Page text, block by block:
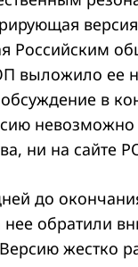
Российским
выложило ее
в
ни на сайте
до
обратили
жестко